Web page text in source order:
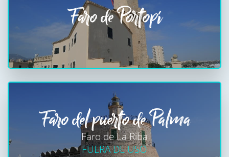
Faro de Portopí
Faro del puerto de Palma
Faro de La Riba
FUERA DE USO